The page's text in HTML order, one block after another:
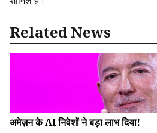
Related News
अमेज़न के AI निवेशों ने बड़ा लाभ दिया!